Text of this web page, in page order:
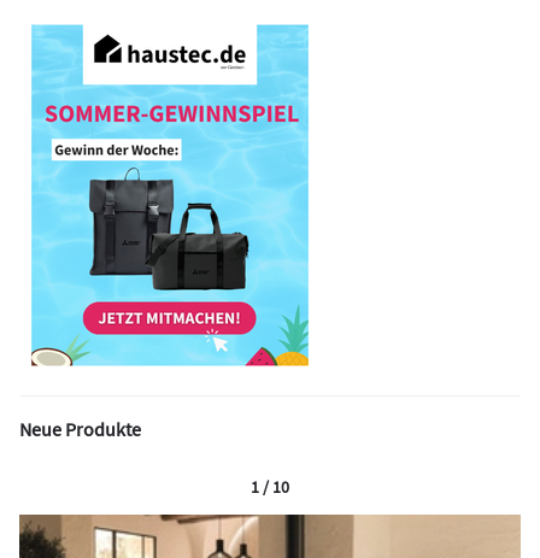
Neue Produkte
1 / 10